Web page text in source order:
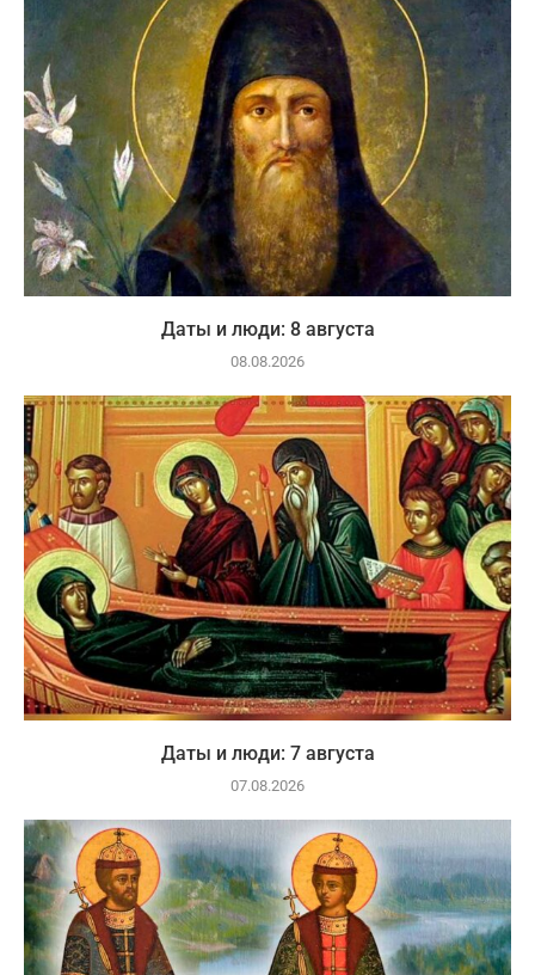
Даты и люди: 8 августа
08.08.2026
Даты и люди: 7 августа
07.08.2026